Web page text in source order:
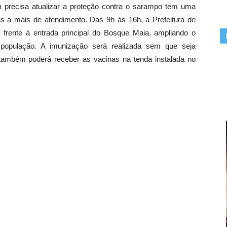
atualizar a proteção contra o sarampo tem uma
a mais de atendimento. Das 9h às 16h, a Prefeitura de
à entrada principal do Bosque Maia, ampliando o
A imunização será realizada sem que seja
poderá receber as vacinas na tenda instalada no